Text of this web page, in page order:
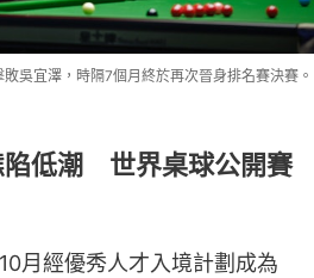
吳宜澤，時隔7個月終於再次晉身排名賽決賽。
陷低潮 世界桌球公開賽
月經優秀人才入境計劃成為